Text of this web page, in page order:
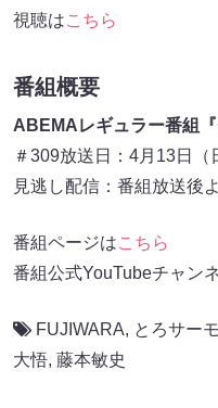
視聴はこちら
番組概要
ABEMAレギュラー番組『
＃309放送日：4月13日
見逃し配信：番組放送後
番組ページはこちら
番組公式YouTubeチャン
FUJIWARA, とろサー
大悟, 藤本敏史